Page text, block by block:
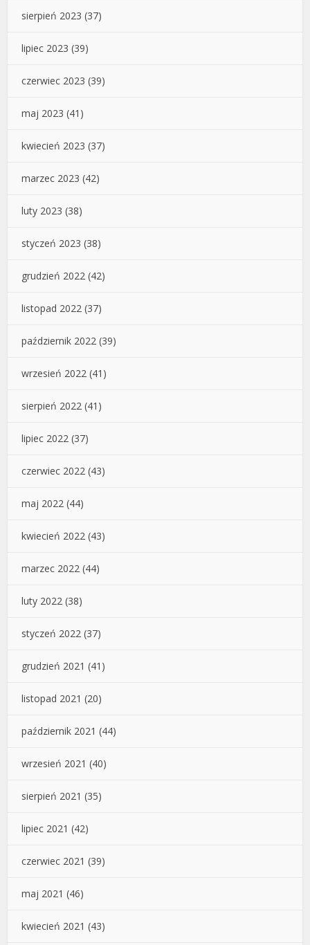
sierpień 2023 (37)
lipiec 2023 (39)
czerwiec 2023 (39)
maj 2023 (41)
kwiecień 2023 (37)
marzec 2023 (42)
luty 2023 (38)
styczeń 2023 (38)
grudzień 2022 (42)
listopad 2022 (37)
październik 2022 (39)
wrzesień 2022 (41)
sierpień 2022 (41)
lipiec 2022 (37)
czerwiec 2022 (43)
maj 2022 (44)
kwiecień 2022 (43)
marzec 2022 (44)
luty 2022 (38)
styczeń 2022 (37)
grudzień 2021 (41)
listopad 2021 (20)
październik 2021 (44)
wrzesień 2021 (40)
sierpień 2021 (35)
lipiec 2021 (42)
czerwiec 2021 (39)
maj 2021 (46)
kwiecień 2021 (43)